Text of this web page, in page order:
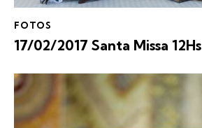
FOTOS
17/02/2017 Santa Missa 12Hs